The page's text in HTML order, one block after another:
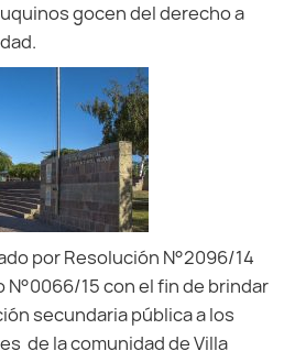
gocen del derecho a
por Resolución N°2096/14
N°0066/15 con el fin de brindar
secundaria pública a los
de la comunidad de Villa